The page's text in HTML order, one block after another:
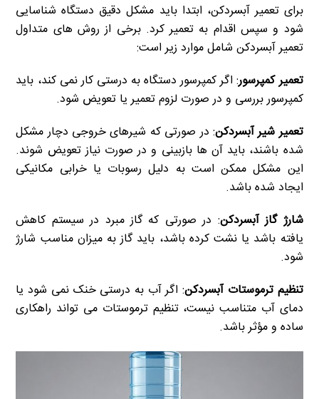
برای تعمیر آبسردکن، ابتدا باید مشکل دقیق دستگاه شناسایی
شود و سپس اقدام به تعمیر کرد. برخی از روش های متداول
تعمیر آبسردکن شامل موارد زیر است:
تعمیر کمپرسور: اگر کمپرسور دستگاه به درستی کار نمی کند، باید
کمپرسور بررسی و در صورت لزوم تعمیر یا تعویض شود.
تعمیر شیر آبسردکن: در صورتی که شیرهای خروجی دچار مشکل
شده باشند، باید آن ها بازبینی و در صورت نیاز تعویض شوند.
این مشکل ممکن است به دلیل رسوبات یا خرابی مکانیکی
ایجاد شده باشد.
شارژ گاز آبسردکن: در صورتی که گاز مبرد در سیستم کاهش
یافته باشد یا نشت کرده باشد، باید گاز به میزان مناسب شارژ
شود.
تنظیم ترموستات آبسردکن: اگر آب به درستی خنک نمی شود یا
دمای آب متناسب نیست، تنظیم ترموستات می تواند راهکاری
ساده و مؤثر باشد.